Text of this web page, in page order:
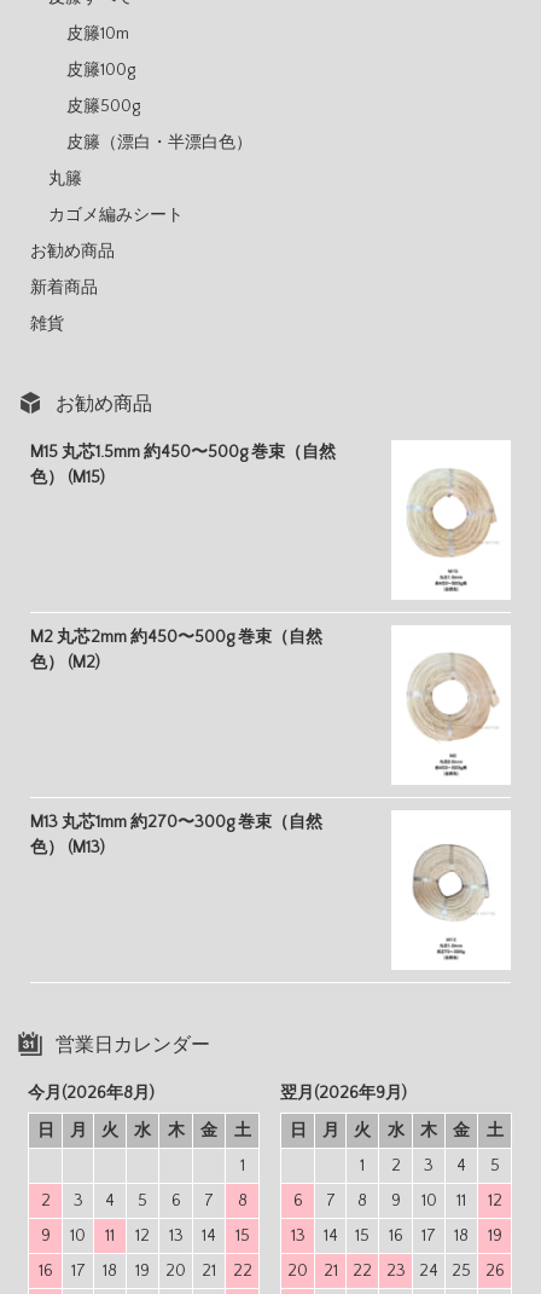
皮籐10m
皮籐100g
皮籐500g
皮籐（漂白・半漂白色）
丸籐
カゴメ編みシート
お勧め商品
新着商品
雑貨
お勧め商品
M15 丸芯1.5mm 約450〜500g 巻束（自然
色） (M15)
M2 丸芯2mm 約450〜500g 巻束（自然
色） (M2)
M13 丸芯1mm 約270〜300g 巻束（自然
色） (M13)
営業日カレンダー
今月(2026年8月)
日
月 火 水 木 金
土
1
2
3 4 5 6 7
8
9
10 11 12 13 14
15
16
17 18 19 20 21 22
翌月(2026年9月)
日
月 火 水 木 金
土
1
2 3 4
5
6
7 8 9 10 11
12
13
14 15 16 17 18
19
20
21 22 23 24 25 26